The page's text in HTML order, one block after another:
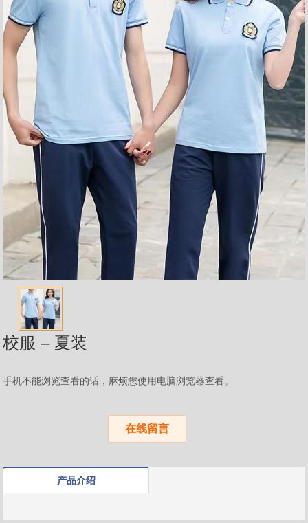
校服 – 夏装
手机不能浏览查看的话，麻烦您使用电脑浏览器查看。
在线留言
产品介绍